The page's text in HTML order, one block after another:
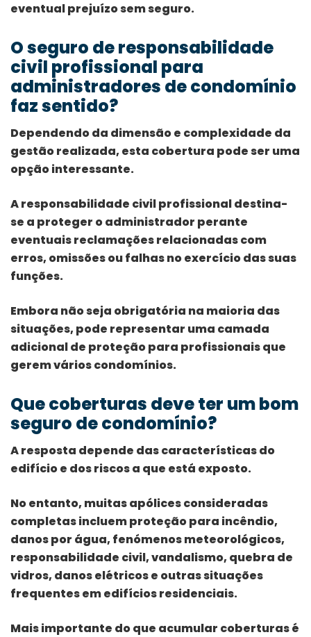
eventual prejuízo sem seguro.
O seguro de responsabilidade
civil profissional para
administradores de condomínio
faz sentido?
Dependendo da dimensão e complexidade da
gestão realizada, esta cobertura pode ser uma
opção interessante.
A responsabilidade civil profissional destina-
se a proteger o administrador perante
eventuais reclamações relacionadas com
erros, omissões ou falhas no exercício das suas
funções.
Embora não seja obrigatória na maioria das
situações, pode representar uma camada
adicional de proteção para profissionais que
gerem vários condomínios.
Que coberturas deve ter um bom
seguro de condomínio?
A resposta depende das características do
edifício e dos riscos a que está exposto.
No entanto, muitas apólices consideradas
completas incluem proteção para incêndio,
danos por água, fenómenos meteorológicos,
responsabilidade civil, vandalismo, quebra de
vidros, danos elétricos e outras situações
frequentes em edifícios residenciais.
Mais importante do que acumular coberturas é